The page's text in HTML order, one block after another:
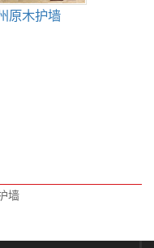
原木护墙
墙